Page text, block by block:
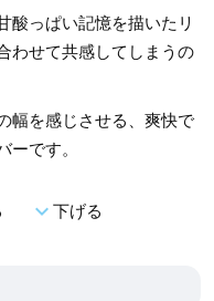
酸っぱい記憶を描いたリ
わせて共感してしまうの
幅を感じさせる、爽快で
ーです。
expand_more下げる